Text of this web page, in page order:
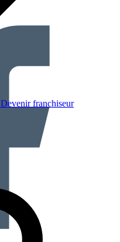
Devenir franchiseur